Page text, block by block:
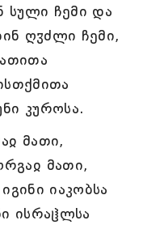
სული ჩემი და
ღჳძლი ჩემი,
კუროსა.
მათი,
მათი,
იაკობსა
ისრაჱლსა